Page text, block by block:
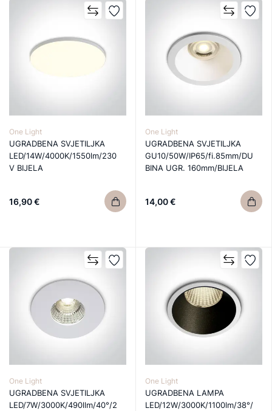
One Light
UGRADBENA SVJETILJKA
LED/14W/4000K/1550lm/230
V BIJELA
16,90 €
One Light
UGRADBENA SVJETILJKA
GU10/50W/IP65/fi.85mm/DU
BINA UGR. 160mm/BIJELA
14,00 €
One Light
UGRADBENA SVJETILJKA
LED/7W/3000K/490llm/40°/2
One Light
UGRADBENA LAMPA
LED/12W/3000K/1100lm/38°/